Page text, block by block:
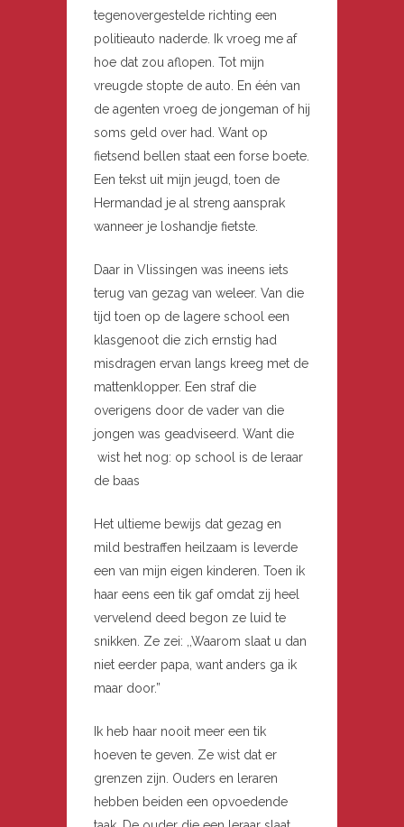
tegenovergestelde richting een
politieauto naderde. Ik vroeg me af
hoe dat zou aflopen. Tot mijn
vreugde stopte de auto. En één van
de agenten vroeg de jongeman of hij
soms geld over had. Want op
fietsend bellen staat een forse boete.
Een tekst uit mijn jeugd, toen de
Hermandad je al streng aansprak
wanneer je loshandje fietste.
Daar in Vlissingen was ineens iets
terug van gezag van weleer. Van die
tijd toen op de lagere school een
klasgenoot die zich ernstig had
misdragen ervan langs kreeg met de
mattenklopper. Een straf die
overigens door de vader van die
jongen was geadviseerd. Want die
wist het nog: op school is de leraar
de baas
Het ultieme bewijs dat gezag en
mild bestraffen heilzaam is leverde
een van mijn eigen kinderen. Toen ik
haar eens een tik gaf omdat zij heel
vervelend deed begon ze luid te
snikken. Ze zei: ,,Waarom slaat u dan
niet eerder papa, want anders ga ik
maar door.”
Ik heb haar nooit meer een tik
hoeven te geven. Ze wist dat er
grenzen zijn. Ouders en leraren
hebben beiden een opvoedende